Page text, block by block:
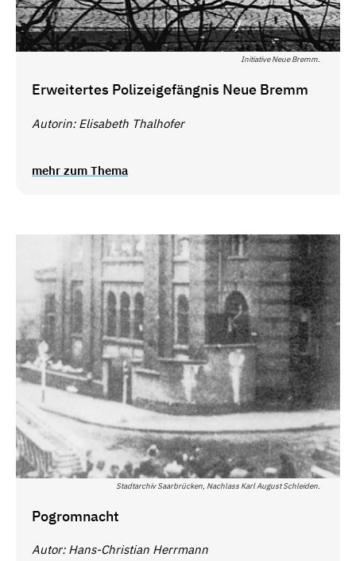
Initiative Neue Bremm.
Erweitertes Polizeigefängnis Neue Bremm
Autorin: Elisabeth Thalhofer
mehr zum Thema
Stadtarchiv Saarbrücken, Nachlass Karl August Schleiden.
Pogromnacht
Autor: Hans-Christian Herrmann